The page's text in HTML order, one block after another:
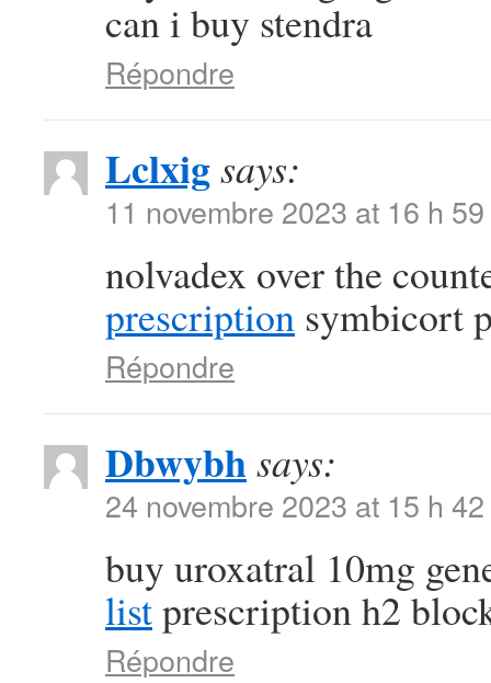
can i buy stendra
Répondre
Lclxigsays:
11 novembre 2023 at 16 h
nolvadex over the
prescription symbicort
Répondre
Dbwybhsays:
24 novembre 2023 at 15 h
buy uroxatral 10mg
listprescription h2
Répondre